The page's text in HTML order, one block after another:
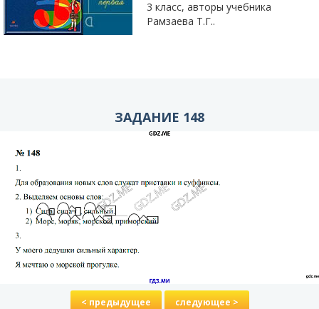
3 класс, авторы учебника
Рамзаева Т.Г..
ЗАДАНИЕ 148
< предыдущее следующее >